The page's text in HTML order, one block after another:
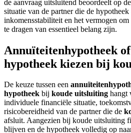
de aanvraag uitsluitend beoordeelt op
situatie van de partner die de
inkomensstabiliteit en het vermogen
te dragen van essentieel belang zijn.
Annuïteitenhypotheek
hypotheek kiezen bij
De keuze tussen een
hypotheek bij koude uitsluiting hangt
individuele financiële situatie,
risicobereidheid van de partner die de
afsluit. Aangezien bij koude uitsluiting
blijven en de hypotheek volledig op